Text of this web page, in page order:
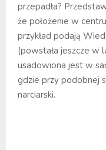
przepadła?
że położenie w
przykład podają
(powstała jeszcze w
usadowiona jest w
gdzie przy podobnej
narciarski.